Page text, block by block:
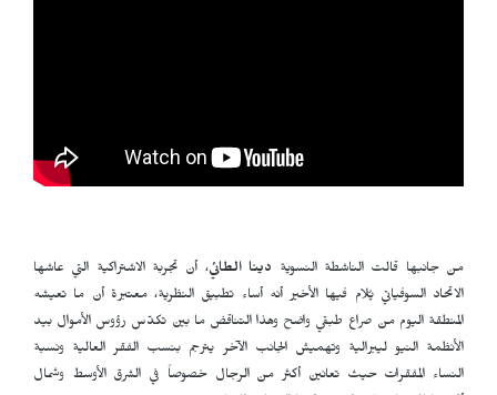
من جانبها قالت الناشطة النسوية دينا الطائي، أن تجربة الاشتراكية التي عاشها
الاتحاد السوفياتي يُلام فيها الأخير أنه أساء تطبيق النظرية، معتبرة أن ما تعيشه
المنطقة اليوم من صراع طبقي واضح وهذا التناقض ما بين تكدّس رؤوس الأموال بيد
الأنظمة النيو ليبرالية وتهميش الجانب الآخر يترجم بنسب الفقر العالية ونسبة
النساء المفقرات حيث تعانين أكثر من الرجال خصوصاً في الشرق الأوسط وشمال